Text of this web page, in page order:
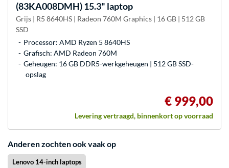
(83KA008DMH) 15.3" laptop
Grijs | R5 8640HS | Radeon 760M Graphics | 16 GB | 512 GB
SSD
Processor: AMD Ryzen 5 8640HS
Grafisch: AMD Radeon 760M
Geheugen: 16 GB DDR5-werkgeheugen | 512 GB SSD-
opslag
€ 999,00
Levering vertraagd, binnenkort op voorraad
Anderen zochten ook vaak op
Lenovo 14-inch laptops